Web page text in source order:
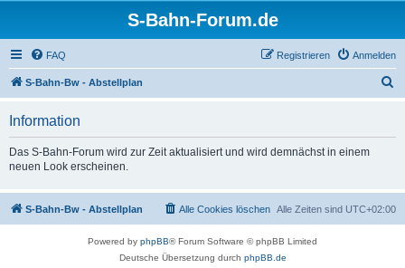
S-Bahn-Forum.de
FAQ Anmelden
Registrieren
S-Bahn-Bw - Abstellplan
Information
Das S-Bahn-Forum wird zur Zeit aktualisiert und wird demnächst in einem
neuen Look erscheinen.
S-Bahn-Bw - Abstellplan Alle Zeiten sind UTC+02:00
Alle Cookies löschen
Powered by phpBB® Forum Software © phpBB Limited
Deutsche Übersetzung durch phpBB.de